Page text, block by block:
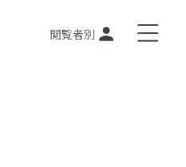
閲覧者別